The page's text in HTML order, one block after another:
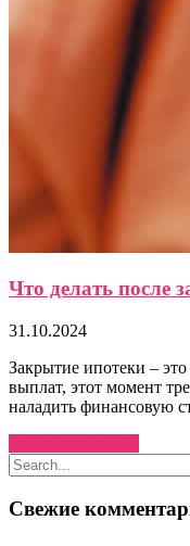
Что делать после
31.10.2024
Закрытие ипотеки –
выплат, этот момент
наладить финансовую
Свежие